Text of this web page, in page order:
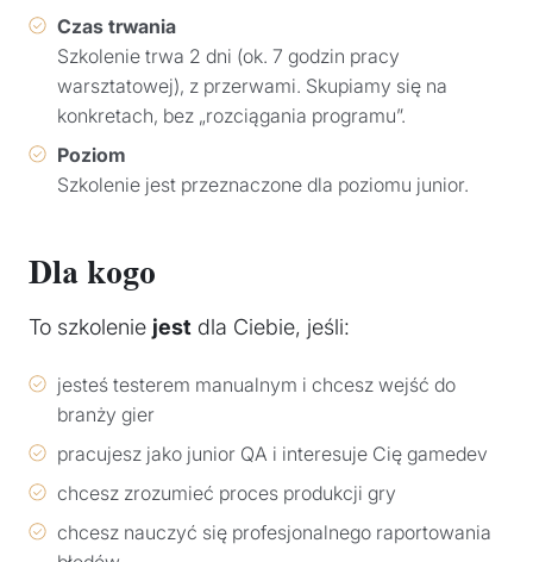
Czas trwania
Szkolenie trwa 2 dni (ok. 7 godzin pracy
warsztatowej), z przerwami. Skupiamy się na
konkretach, bez „rozciągania programu”.
Poziom
Szkolenie jest przeznaczone dla poziomu junior.
Dla kogo
To szkolenie jest dla Ciebie, jeśli:
jesteś testerem manualnym i chcesz wejść do
branży gier
pracujesz jako junior QA i interesuje Cię gamedev
chcesz zrozumieć proces produkcji gry
chcesz nauczyć się profesjonalnego raportowania